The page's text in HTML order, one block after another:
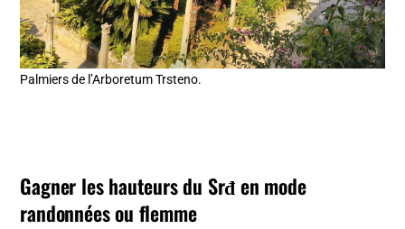
Palmiers de l’Arboretum Trsteno.
Gagner les hauteurs du Srđ en mode
randonnées ou flemme